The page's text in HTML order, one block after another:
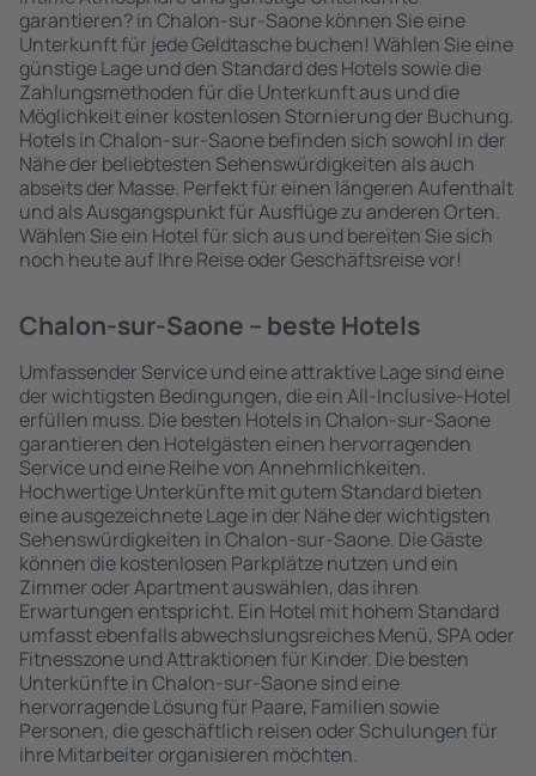
garantieren? in Chalon-sur-Saone können Sie eine
Unterkunft für jede Geldtasche buchen! Wählen Sie eine
günstige Lage und den Standard des Hotels sowie die
Zahlungsmethoden für die Unterkunft aus und die
Möglichkeit einer kostenlosen Stornierung der Buchung.
Hotels in Chalon-sur-Saone befinden sich sowohl in der
Nähe der beliebtesten Sehenswürdigkeiten als auch
abseits der Masse. Perfekt für einen längeren Aufenthalt
und als Ausgangspunkt für Ausflüge zu anderen Orten.
Wählen Sie ein Hotel für sich aus und bereiten Sie sich
noch heute auf Ihre Reise oder Geschäftsreise vor!
Chalon-sur-Saone – beste Hotels
Umfassender Service und eine attraktive Lage sind eine
der wichtigsten Bedingungen, die ein All-Inclusive-Hotel
erfüllen muss. Die besten Hotels in Chalon-sur-Saone
garantieren den Hotelgästen einen hervorragenden
Service und eine Reihe von Annehmlichkeiten.
Hochwertige Unterkünfte mit gutem Standard bieten
eine ausgezeichnete Lage in der Nähe der wichtigsten
Sehenswürdigkeiten in Chalon-sur-Saone. Die Gäste
können die kostenlosen Parkplätze nutzen und ein
Zimmer oder Apartment auswählen, das ihren
Erwartungen entspricht. Ein Hotel mit hohem Standard
umfasst ebenfalls abwechslungsreiches Menü, SPA oder
Fitnesszone und Attraktionen für Kinder. Die besten
Unterkünfte in Chalon-sur-Saone sind eine
hervorragende Lösung für Paare, Familien sowie
Personen, die geschäftlich reisen oder Schulungen für
ihre Mitarbeiter organisieren möchten.